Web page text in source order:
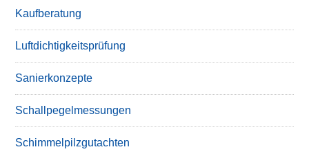
Kaufberatung
Luftdichtigkeitsprüfung
Sanierkonzepte
Schallpegelmessungen
Schimmelpilzgutachten